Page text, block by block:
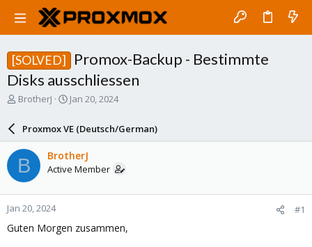
[SOLVED]
Promox-Backup - Bestimmte
Disks ausschliessen
T
a
d
s
t
a
r
t
e
BrotherJ
S
a
r
d
a
e
Jan 20, 2024
Proxmox VE (Deutsch/German)
B BrotherJ
Active Member
Jan 20, 2024 #1
Guten Morgen zusammen,